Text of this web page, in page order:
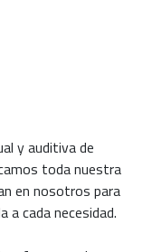
y auditiva de
toda nuestra
en nosotros para
a cada necesidad.